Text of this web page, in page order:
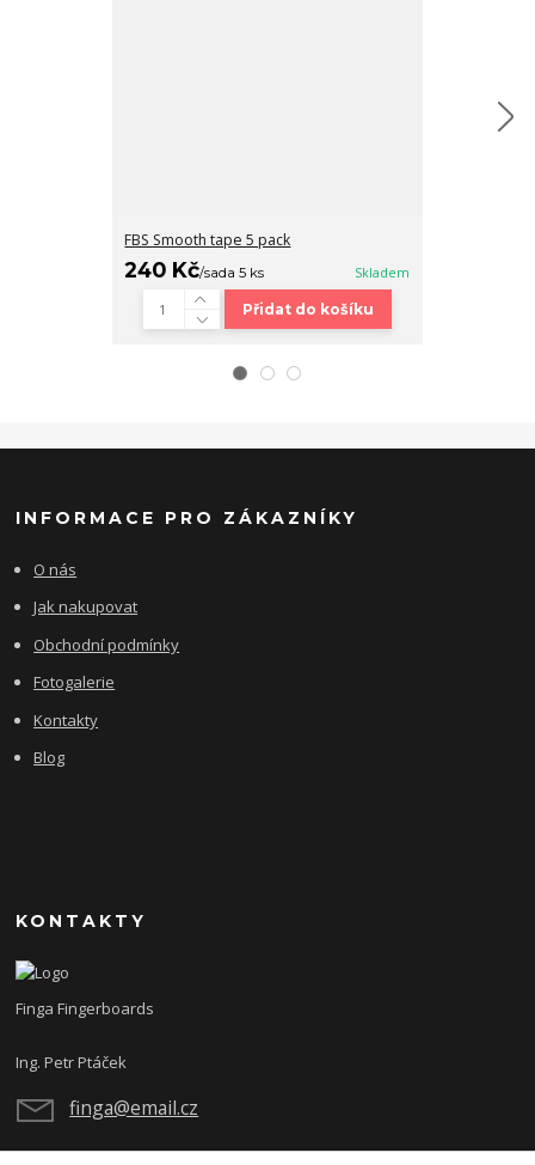
FBS Smooth tape 5 pack
240 Kč/sada 5 ks Skladem
Přidat do košíku
INFORMACE PRO ZÁKAZNÍKY
O nás
Jak nakupovat
Obchodní podmínky
Fotogalerie
Kontakty
Blog
KONTAKTY
Finga Fingerboards
Ing. Petr Ptáček
finga@email.cz